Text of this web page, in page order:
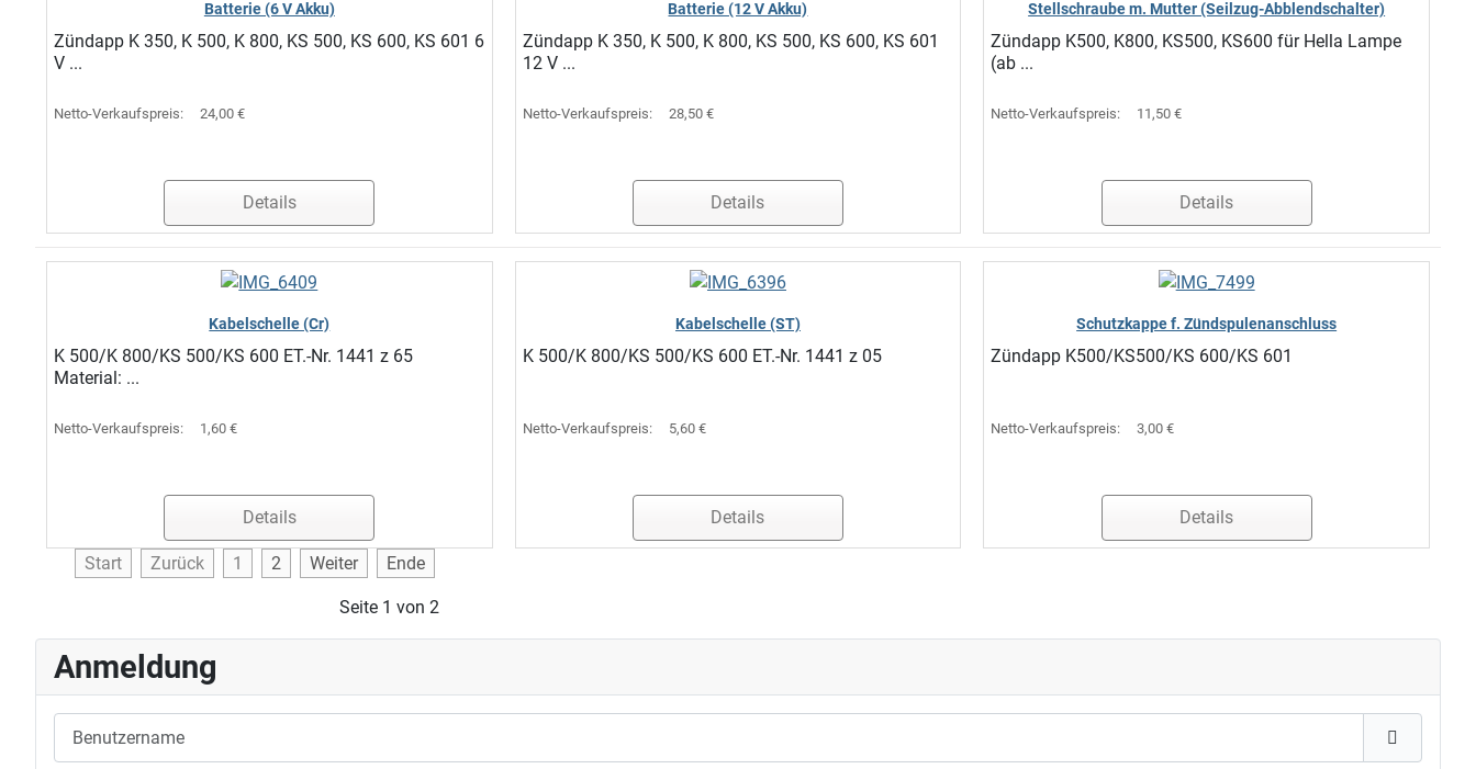
Batterie (6 V Akku)
Zündapp K 350, K 500, K 800, KS 500, KS 600, KS 601 6
V ...
Netto-Verkaufspreis: 24,00 €
Details
Batterie (12 V Akku)
Zündapp K 350, K 500, K 800, KS 500, KS 600, KS 601
12 V ...
Netto-Verkaufspreis: 28,50 €
Details
Stellschraube m. Mutter (Seilzug-Abblendschalter)
Zündapp K500, K800, KS500, KS600 für Hella Lampe
(ab ...
Netto-Verkaufspreis: 11,50 €
Details
Kabelschelle (Cr)
K 500/K 800/KS 500/KS 600 ET.-Nr. 1441 z 65
Material: ...
Netto-Verkaufspreis: 1,60 €
Details
Kabelschelle (ST)
K 500/K 800/KS 500/KS 600 ET.-Nr. 1441 z 05
Netto-Verkaufspreis: 5,60 €
Details
Schutzkappe f. Zündspulenanschluss
Zündapp K500/KS500/KS 600/KS 601
Netto-Verkaufspreis: 3,00 €
Details
Start Zurück 1 2 Weiter Ende
Seite 1 von 2
Anmeldung